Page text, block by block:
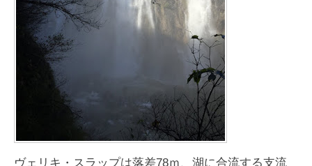
ヴェリキ・スラップは落差78ｍ、湖に合流する支流